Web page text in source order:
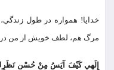
خدايا! همواره در طول
مرگ هم، لطف خويش از من
إِلَهِي كَيْفَ آيَسُ مِنْ حُسْنِ نَظَرِكَ